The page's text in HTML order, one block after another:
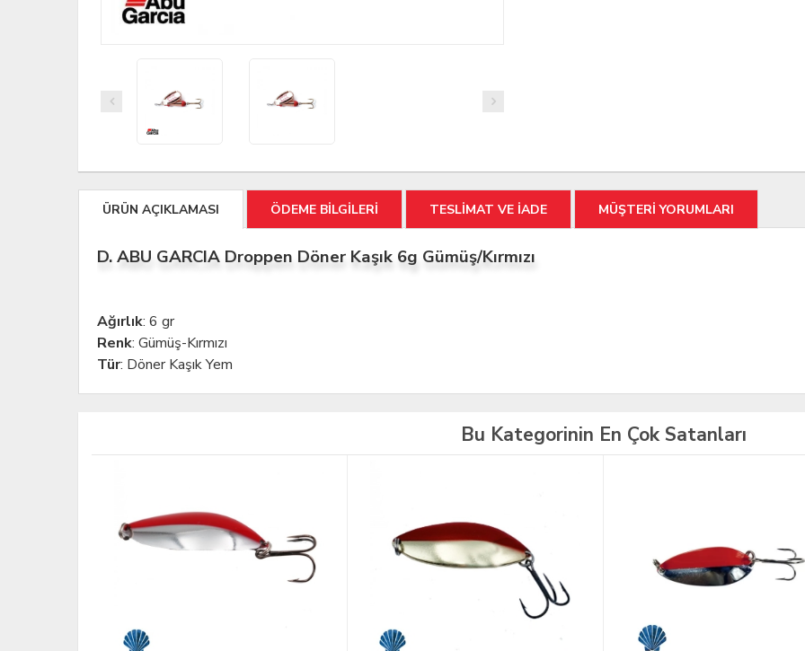
ÜRÜN AÇIKLAMASI ÖDEME BİLGİLERİ TESLİMAT VE İADE MÜŞTERİ YORUMLARI
D. ABU GARCIA Droppen Döner Kaşık 6g Gümüş/Kırmızı
Ağırlık: 6 gr
Renk: Gümüş-Kırmızı
Tür: Döner Kaşık Yem
Bu Kategorinin En Çok Satanları